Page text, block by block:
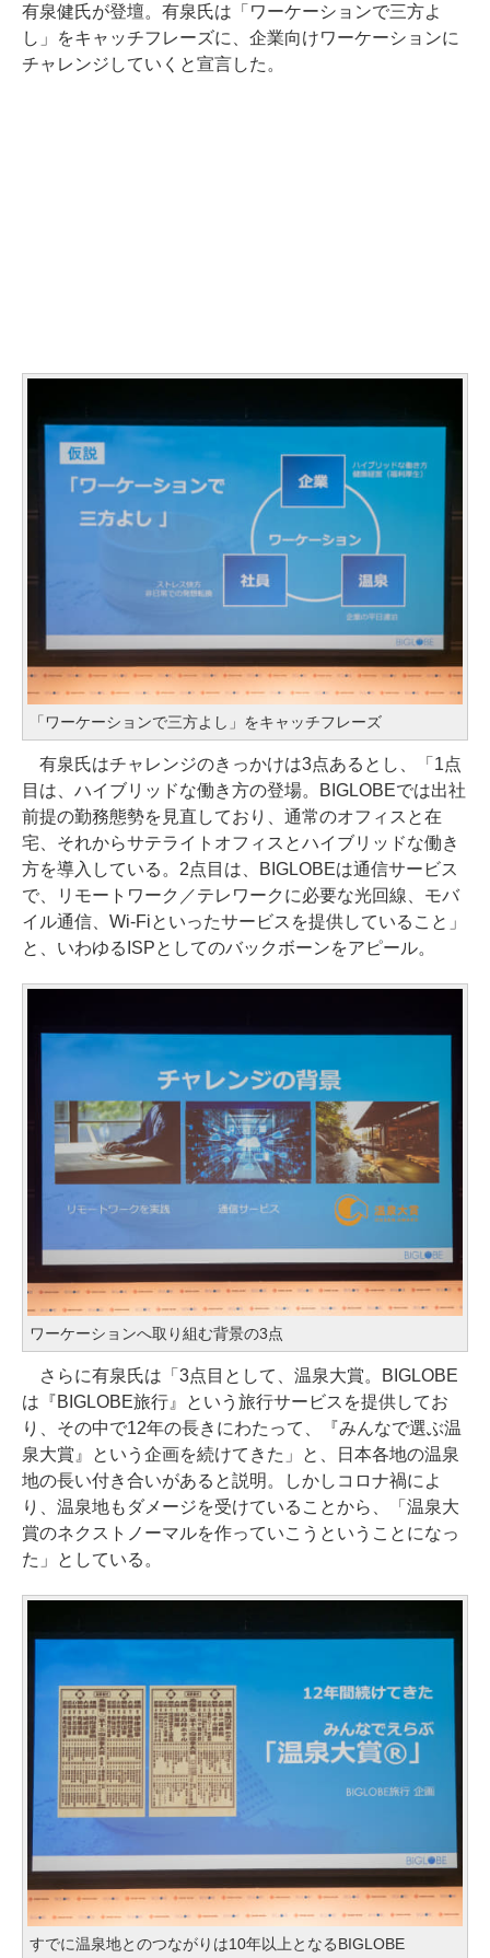
有泉健氏が登壇。有泉氏は「ワーケーションで三方よ
し」をキャッチフレーズに、企業向けワーケーションに
チャレンジしていくと宣言した。
「ワーケーションで三方よし」をキャッチフレーズ
有泉氏はチャレンジのきっかけは3点あるとし、「1点
目は、ハイブリッドな働き方の登場。BIGLOBEでは出社
前提の勤務態勢を見直しており、通常のオフィスと在
宅、それからサテライトオフィスとハイブリッドな働き
方を導入している。2点目は、BIGLOBEは通信サービス
で、リモートワーク／テレワークに必要な光回線、モバ
イル通信、Wi-Fiといったサービスを提供していること」
と、いわゆるISPとしてのバックボーンをアピール。
ワーケーションへ取り組む背景の3点
さらに有泉氏は「3点目として、温泉大賞。BIGLOBE
は『BIGLOBE旅行』という旅行サービスを提供してお
り、その中で12年の長きにわたって、『みんなで選ぶ温
泉大賞』という企画を続けてきた」と、日本各地の温泉
地の長い付き合いがあると説明。しかしコロナ禍によ
り、温泉地もダメージを受けていることから、「温泉大
賞のネクストノーマルを作っていこうということになっ
た」としている。
すでに温泉地とのつながりは10年以上となるBIGLOBE